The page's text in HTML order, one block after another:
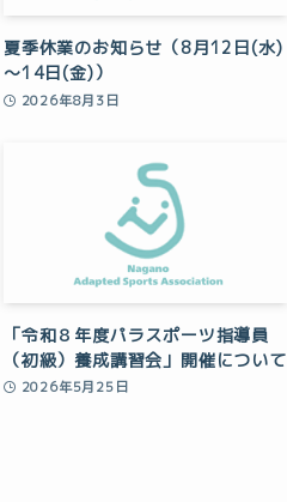
夏季休業のお知らせ（8月12日(水)
～14日(金)）
2026年8月3日
「令和８年度パラスポーツ指導員
（初級）養成講習会」開催について
2026年5月25日